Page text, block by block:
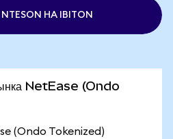
НА IBITON
NetEase (Ondo
(Ondo Tokenized)